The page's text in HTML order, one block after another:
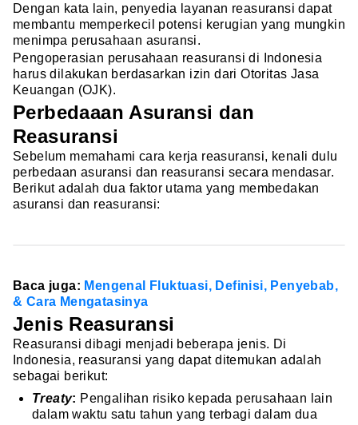
Dengan kata lain, penyedia layanan reasuransi dapat
membantu memperkecil potensi kerugian yang mungkin
menimpa perusahaan asuransi.
Pengoperasian perusahaan reasuransi di Indonesia
harus dilakukan berdasarkan izin dari Otoritas Jasa
Keuangan (OJK).
Perbedaaan Asuransi dan
Reasuransi
Sebelum memahami cara kerja reasuransi, kenali dulu
perbedaan asuransi dan reasuransi secara mendasar.
Berikut adalah dua faktor utama yang membedakan
asuransi dan reasuransi:
Baca juga: Mengenal Fluktuasi, Definisi, Penyebab,
& Cara Mengatasinya
Jenis Reasuransi
Reasuransi dibagi menjadi beberapa jenis. Di
Indonesia, reasuransi yang dapat ditemukan adalah
sebagai berikut:
Treaty: Pengalihan risiko kepada perusahaan lain
dalam waktu satu tahun yang terbagi dalam dua